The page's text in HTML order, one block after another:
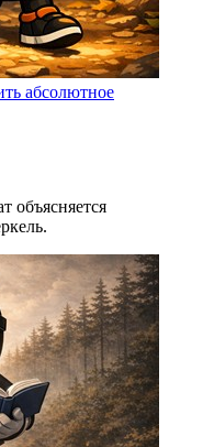
абсолютное
объясняется